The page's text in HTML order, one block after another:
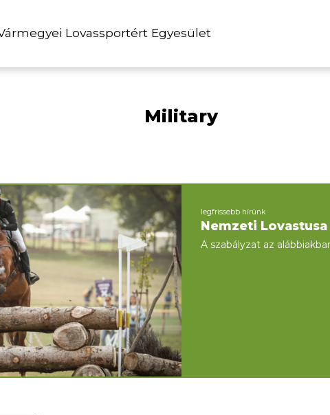
Lovassportért Egyesület
Military
legfrissebb hírünk
Nemzeti
A szabályzat az